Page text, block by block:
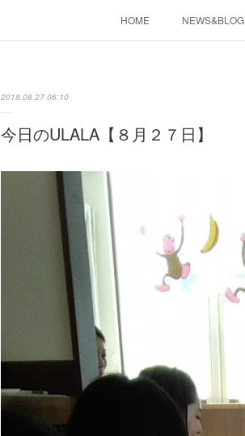
HOME NEWS&BLOG
2018.08.27 06:10
今日のULALA【８月２７日】